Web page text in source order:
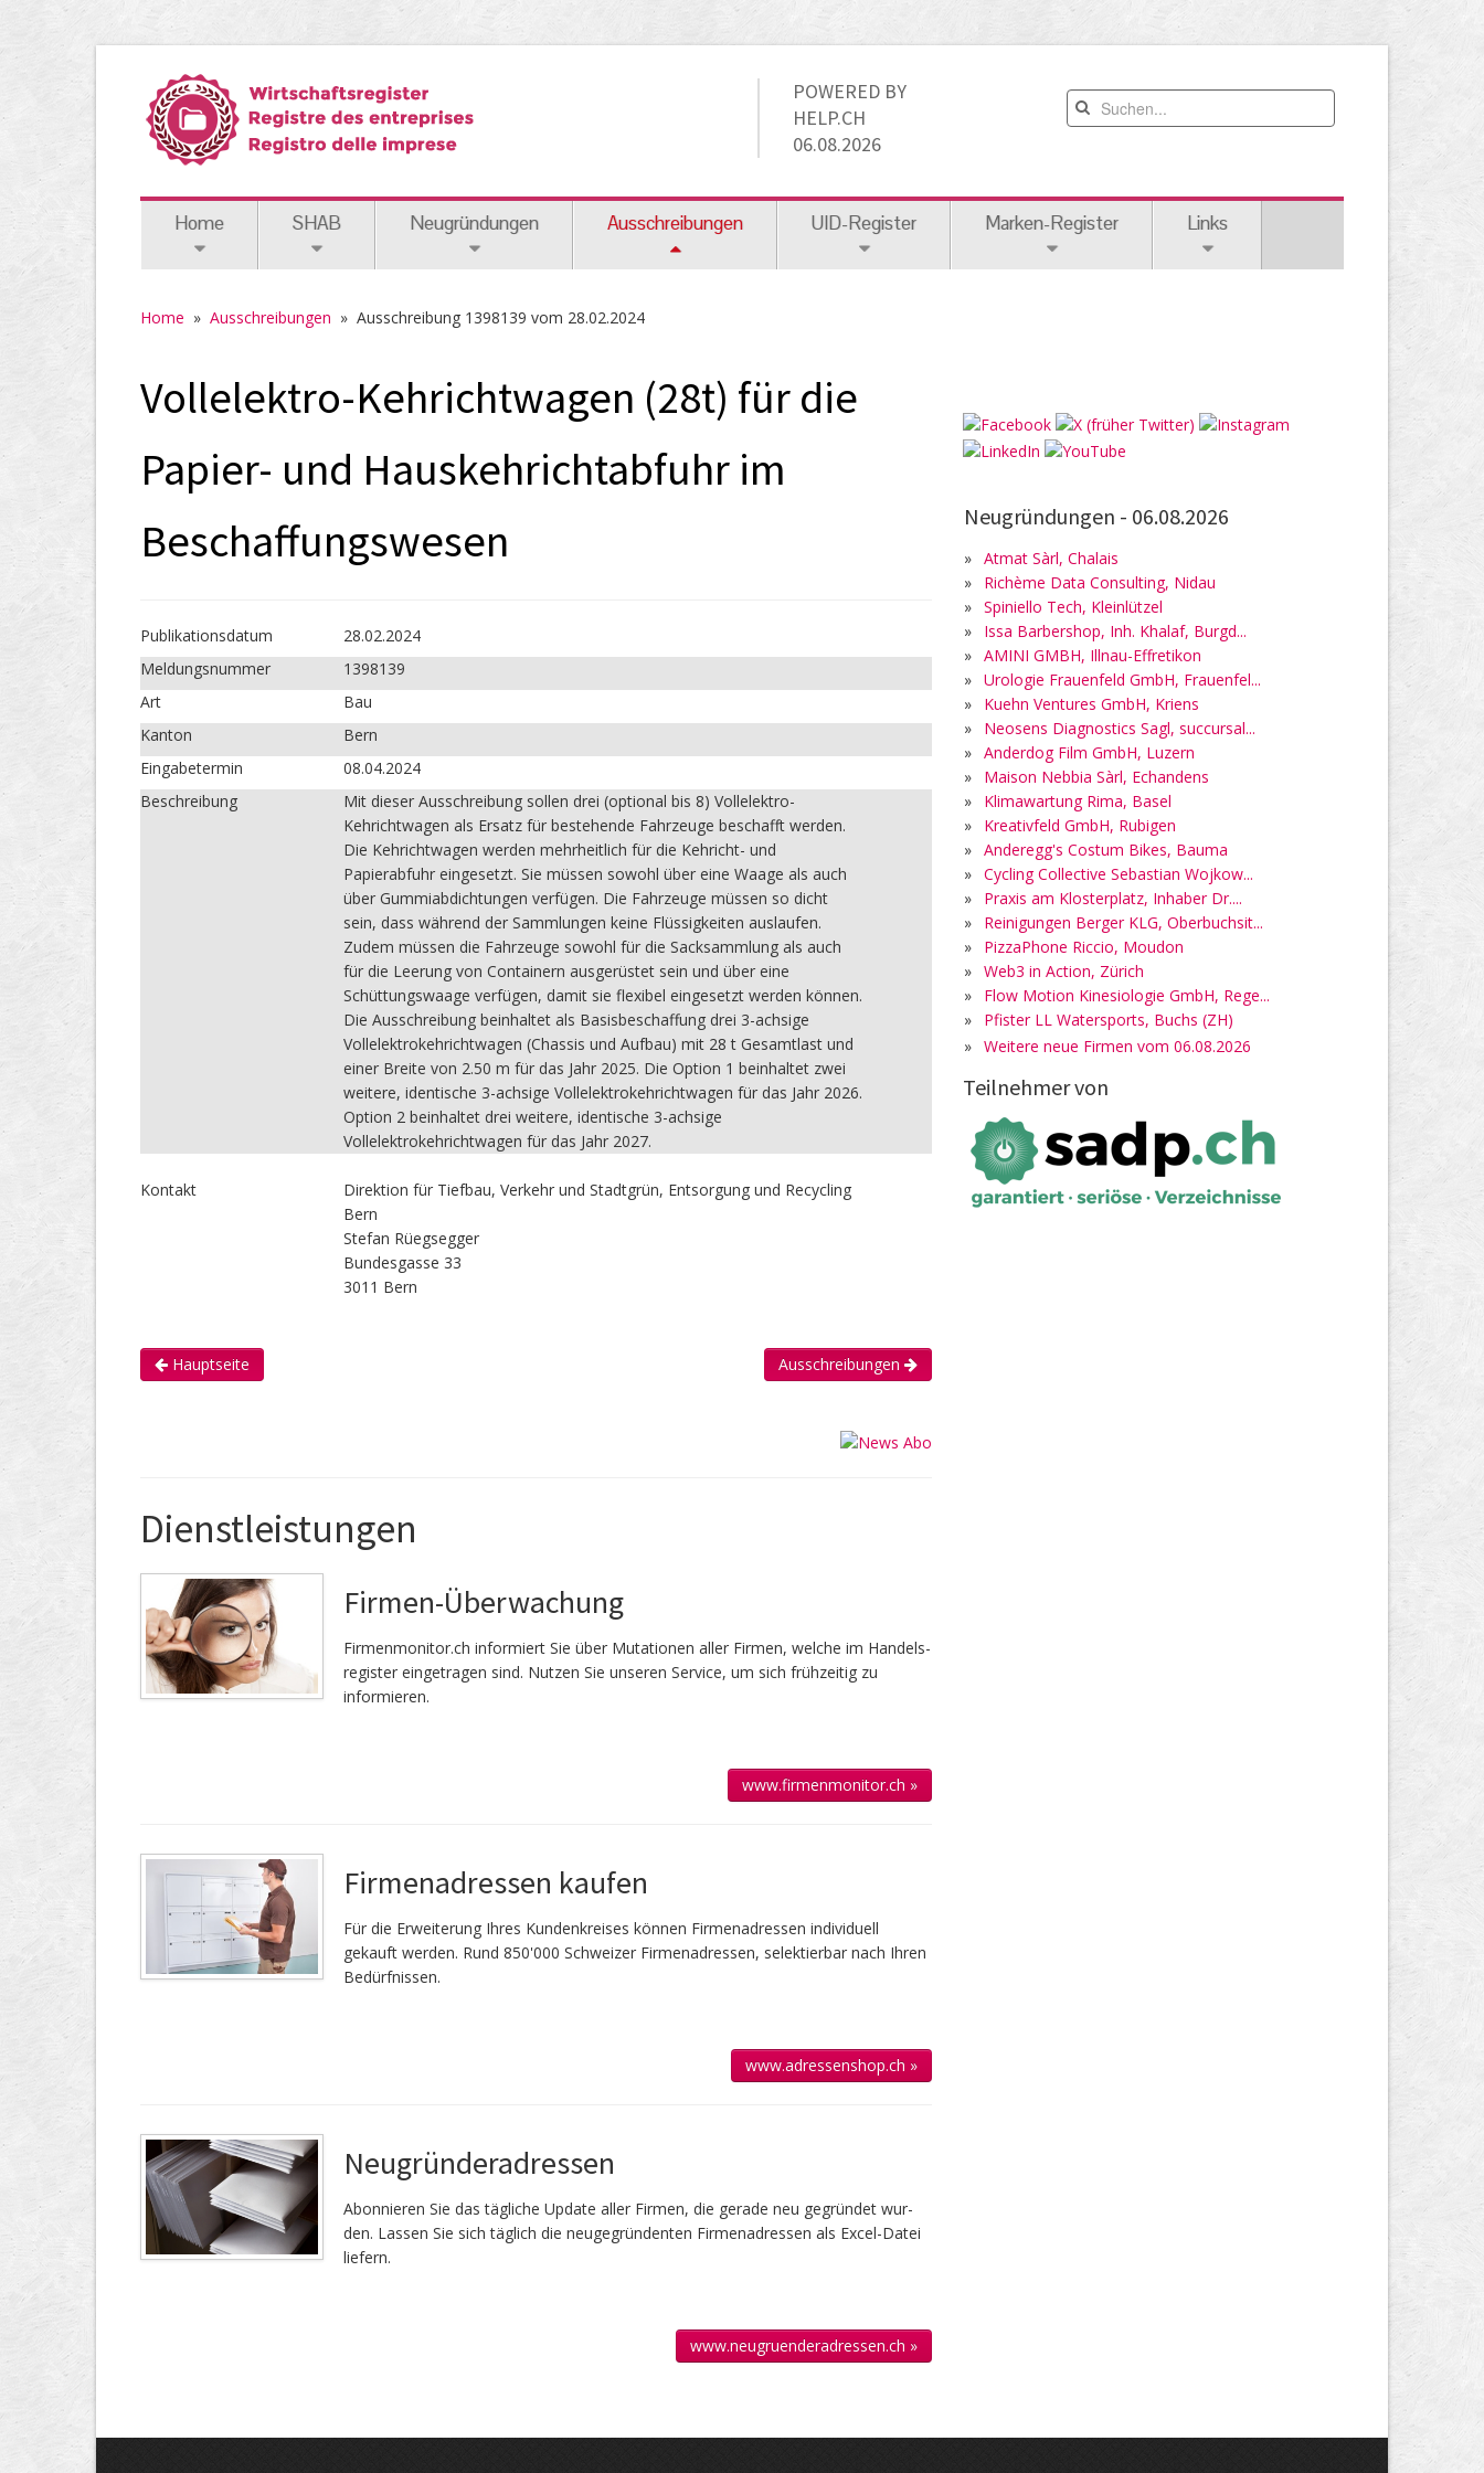
POWERED BY
HELP.CH
06.08.2026
Home SHAB Neugründungen Ausschreibungen UID-Register Marken-Register Links
Home » Ausschreibungen » Ausschreibung 1398139 vom 28.02.2024
Vollelektro-Kehrichtwagen (28t) für die
Papier- und Hauskehrichtabfuhr im
Beschaffungswesen
Publikations­datum
28.02.2024
Meldungs­nummer
1398139
Art
Bau
Kanton
Bern
Eingabetermin
08.04.2024
Beschreibung
Mit dieser Ausschreibung sollen drei (optional bis 8) Vollelektro-
Kehrichtwagen als Ersatz für bestehende Fahrzeuge beschafft werden.
Die Kehrichtwagen werden mehrheitlich für die Kehricht- und
Papierabfuhr eingesetzt. Sie müssen sowohl über eine Waage als auch
über Gummiabdichtungen verfügen. Die Fahrzeuge müssen so dicht
sein, dass während der Sammlungen keine Flüssigkeiten auslaufen.
Zudem müssen die Fahrzeuge sowohl für die Sacksammlung als auch
für die Leerung von Containern ausgerüstet sein und über eine
Schüttungswaage verfügen, damit sie flexibel eingesetzt werden können.
Die Ausschreibung beinhaltet als Basisbeschaffung drei 3-achsige
Vollelektrokehrichtwagen (Chassis und Aufbau) mit 28 t Gesamtlast und
einer Breite von 2.50 m für das Jahr 2025. Die Option 1 beinhaltet zwei
weitere, identische 3-achsige Vollelektrokehrichtwagen für das Jahr 2026.
Option 2 beinhaltet drei weitere, identische 3-achsige
Vollelektrokehrichtwagen für das Jahr 2027.
Kontakt
Direktion für Tiefbau, Verkehr und Stadtgrün, Entsorgung und Recycling
Bern
Stefan Rüegsegger
Bundesgasse 33
3011 Bern
Hauptseite Ausschreibungen
Dienstleistungen
Firmen-Überwachung
Firmenmonitor.ch informiert Sie über Mutationen aller Firmen, welche im Handels­
register eingetragen sind. Nutzen Sie unseren Service, um sich frühzeitig zu
informieren.
www.firmenmonitor.ch »
Firmenadressen kaufen
Für die Er­wei­te­rung Ihres Kun­den­kreises kön­nen Firmen­adressen individuell
gekauft werden. Rund 850'000 Schweizer Firmen­adressen, selek­tierbar nach Ihren
Bedürfnissen.
www.adressenshop.ch »
Neugründeradressen
Abonnieren Sie das täg­liche Up­date aller Firmen, die gerade neu ge­gründet wur­
den. Lassen Sie sich täglich die neu­gegründenten Firmen­adressen als Excel-Datei
liefern.
www.neugruenderadressen.ch »
Neugründungen - 06.08.2026
» Atmat Sàrl, Chalais
»
Richème Data Consulting, Nidau
» Spiniello Tech, Kleinlützel
»
Issa Barbershop, Inh. Khalaf, Burgd...
» AMINI GMBH, Illnau-Effretikon
» Urologie Frauenfeld GmbH, Frauenfel...
»
Kuehn Ventures GmbH, Kriens
»
Neosens Diagnostics Sagl, succursal...
» Anderdog Film GmbH, Luzern
»
Maison Nebbia Sàrl, Echandens
»
Klimawartung Rima, Basel
»
Kreativfeld GmbH, Rubigen
» Anderegg's Costum Bikes, Bauma
» Cycling Collective Sebastian Wojkow...
»
Praxis am Klosterplatz, Inhaber Dr....
»
Reinigungen Berger KLG, Oberbuchsit...
»
PizzaPhone Riccio, Moudon
» Web3 in Action, Zürich
»
Flow Motion Kinesiologie GmbH, Rege...
»
Pfister LL Watersports, Buchs (ZH)
» Weitere neue Firmen vom 06.08.2026
Teilnehmer von